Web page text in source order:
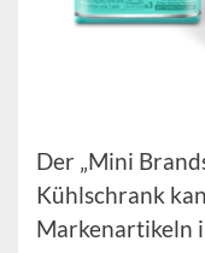
Der „Mini
Kühlschrank
Markenartikeln